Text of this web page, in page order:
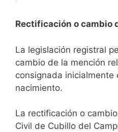
Rectificación o cambio
La legislación registral
cambio de la mención
consignada inicialmente
nacimiento.
La rectificación o
Civil de Cubillo del